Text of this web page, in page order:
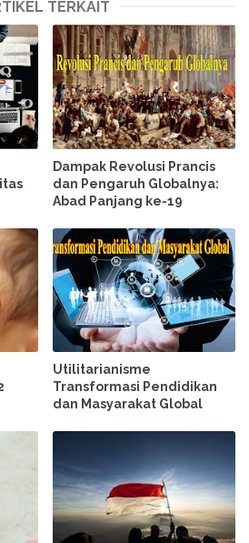
TERKAIT
Dampak Revolusi Prancis
dan Pengaruh Globalnya:
Abad Panjang ke-19
Utilitarianisme
Transformasi Pendidikan
dan Masyarakat Global